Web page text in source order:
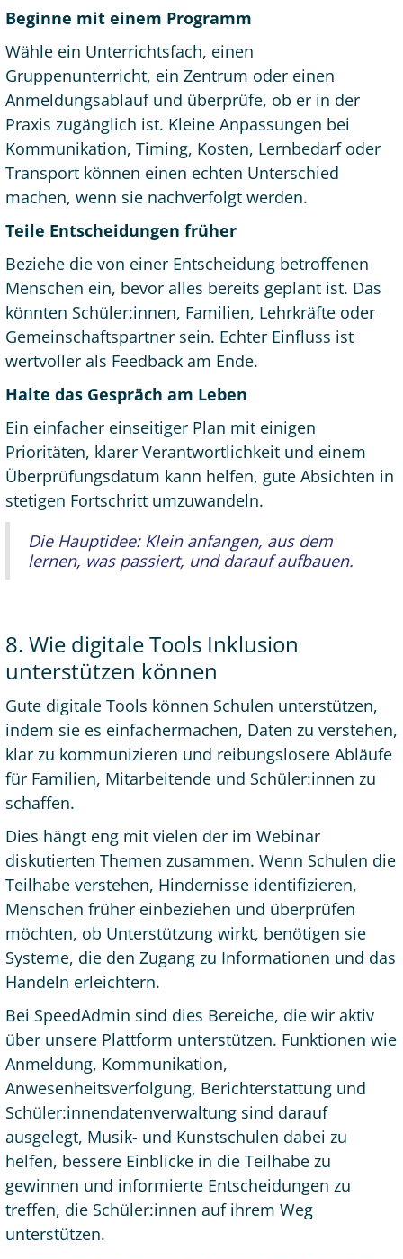
Beginne mit einem Programm
Wähle ein Unterrichtsfach, einen
Gruppenunterricht, ein Zentrum oder einen
Anmeldungsablauf und überprüfe, ob er in der
Praxis zugänglich ist. Kleine Anpassungen bei
Kommunikation, Timing, Kosten, Lernbedarf oder
Transport können einen echten Unterschied
machen, wenn sie nachverfolgt werden.
Teile Entscheidungen früher
Beziehe die von einer Entscheidung betroffenen
Menschen ein, bevor alles bereits geplant ist. Das
könnten Schüler:innen, Familien, Lehrkräfte oder
Gemeinschaftspartner sein. Echter Einfluss ist
wertvoller als Feedback am Ende.
Halte das Gespräch am Leben
Ein einfacher einseitiger Plan mit einigen
Prioritäten, klarer Verantwortlichkeit und einem
Überprüfungsdatum kann helfen, gute Absichten in
stetigen Fortschritt umzuwandeln.
Die Hauptidee: Klein anfangen, aus dem
lernen, was passiert, und darauf aufbauen.
8. Wie digitale Tools Inklusion
unterstützen können
Gute digitale Tools können Schulen unterstützen,
indem sie es einfachermachen, Daten zu verstehen,
klar zu kommunizieren und reibungslosere Abläufe
für Familien, Mitarbeitende und Schüler:innen zu
schaffen.
Dies hängt eng mit vielen der im Webinar
diskutierten Themen zusammen. Wenn Schulen die
Teilhabe verstehen, Hindernisse identifizieren,
Menschen früher einbeziehen und überprüfen
möchten, ob Unterstützung wirkt, benötigen sie
Systeme, die den Zugang zu Informationen und das
Handeln erleichtern.
Bei SpeedAdmin sind dies Bereiche, die wir aktiv
über unsere Plattform unterstützen. Funktionen wie
Anmeldung, Kommunikation,
Anwesenheitsverfolgung, Berichterstattung und
Schüler:innendatenverwaltung sind darauf
ausgelegt, Musik- und Kunstschulen dabei zu
helfen, bessere Einblicke in die Teilhabe zu
gewinnen und informierte Entscheidungen zu
treffen, die Schüler:innen auf ihrem Weg
unterstützen.